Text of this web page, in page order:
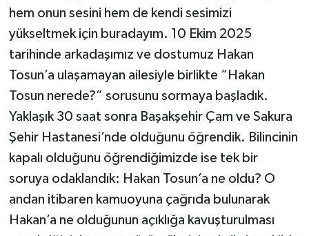
hem onun sesini hem de kendi sesimizi
yükseltmek için buradayım. 10 Ekim 2025
tarihinde arkadaşımız ve dostumuz Hakan
Tosun’a ulaşamayan ailesiyle birlikte “Hakan
Tosun nerede?” sorusunu sormaya başladık.
Yaklaşık 30 saat sonra Başakşehir Çam ve Sakura
Şehir Hastanesi’nde olduğunu öğrendik. Bilincinin
kapalı olduğunu öğrendiğimizde ise tek bir
soruya odaklandık: Hakan Tosun’a ne oldu? O
andan itibaren kamuoyuna çağrıda bulunarak
Hakan’a ne olduğunun açıklığa kavuşturulması